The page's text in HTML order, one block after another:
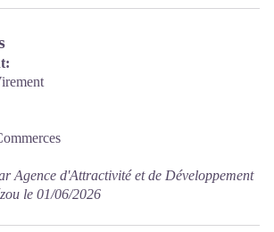
Agence d'Attractivité et de Développement
le 01/06/2026